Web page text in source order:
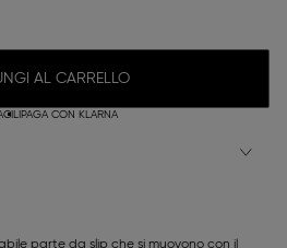
AL CARRELLO
PAGA CON KLARNA
parte da slip che si muovono con il